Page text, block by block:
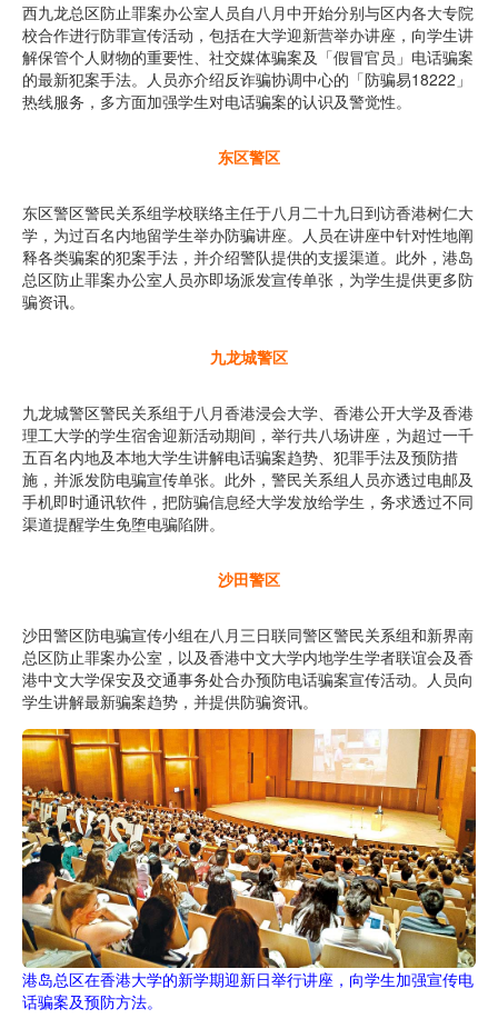
西九龙总区防止罪案办公室人员自八月中开始分别与区内各大专院
校合作进行防罪宣传活动，包括在大学迎新营举办讲座，向学生讲
解保管个人财物的重要性、社交媒体骗案及「假冒官员」电话骗案
的最新犯案手法。人员亦介绍反诈骗协调中心的「防骗易18222」
热线服务，多方面加强学生对电话骗案的认识及警觉性。
东区警区
东区警区警民关系组学校联络主任于八月二十九日到访香港树仁大
学，为过百名内地留学生举办防骗讲座。人员在讲座中针对性地阐
释各类骗案的犯案手法，并介绍警队提供的支援渠道。此外，港岛
总区防止罪案办公室人员亦即场派发宣传单张，为学生提供更多防
骗资讯。
九龙城警区
九龙城警区警民关系组于八月香港浸会大学、香港公开大学及香港
理工大学的学生宿舍迎新活动期间，举行共八场讲座，为超过一千
五百名内地及本地大学生讲解电话骗案趋势、犯罪手法及预防措
施，并派发防电骗宣传单张。此外，警民关系组人员亦透过电邮及
手机即时通讯软件，把防骗信息经大学发放给学生，务求透过不同
渠道提醒学生免堕电骗陷阱。
沙田警区
沙田警区防电骗宣传小组在八月三日联同警区警民关系组和新界南
总区防止罪案办公室，以及香港中文大学内地学生学者联谊会及香
港中文大学保安及交通事务处合办预防电话骗案宣传活动。人员向
学生讲解最新骗案趋势，并提供防骗资讯。
港岛总区在香港大学的新学期迎新日举行讲座，向学生加强宣传电
话骗案及预防方法。